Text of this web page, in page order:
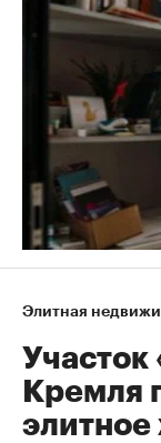
Элитная
Участок
Кремля